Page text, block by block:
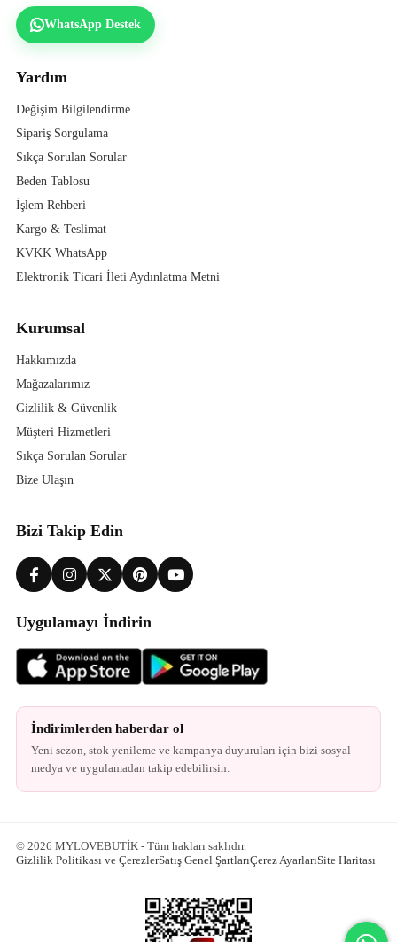
WhatsApp Destek
Yardım
Değişim Bilgilendirme
Sipariş Sorgulama
Sıkça Sorulan Sorular
Beden Tablosu
İşlem Rehberi
Kargo & Teslimat
KVKK WhatsApp
Elektronik Ticari İleti Aydınlatma Metni
Kurumsal
Hakkımızda
Mağazalarımız
Gizlilik & Güvenlik
Müşteri Hizmetleri
Sıkça Sorulan Sorular
Bize Ulaşın
Bizi Takip Edin
Uygulamayı İndirin
İndirimlerden haberdar ol
Yeni sezon, stok yenileme ve kampanya duyuruları için bizi sosyal
medya ve uygulamadan takip edebilirsin.
© 2026 MYLOVEBUTİK - Tüm hakları saklıdır.
Gizlilik Politikası ve ÇerezlerSatış Genel ŞartlarıÇerez AyarlarıSite Haritası